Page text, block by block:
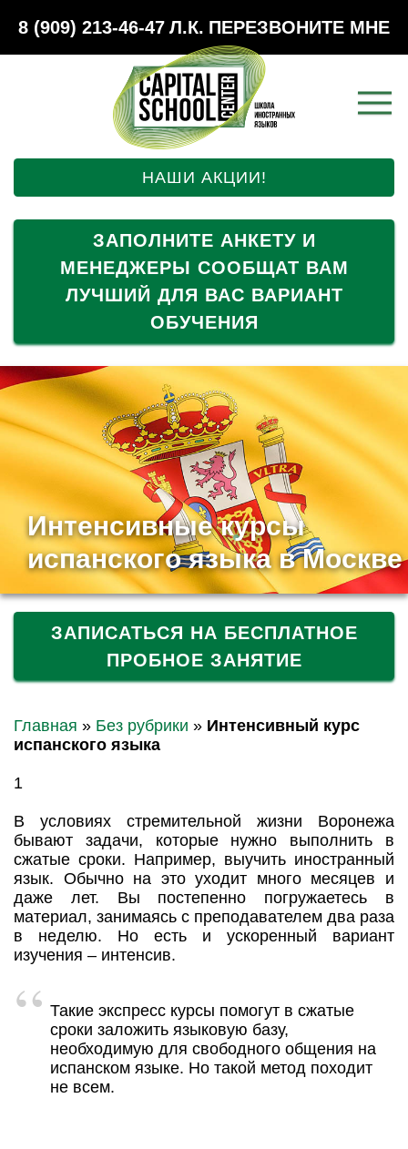
8 (909) 213-46-47 Л.К. ПЕРЕЗВОНИТЕ МНЕ
НАШИ АКЦИИ!
ЗАПОЛНИТЕ АНКЕТУ И
МЕНЕДЖЕРЫ СООБЩАТ ВАМ
ЛУЧШИЙ ДЛЯ ВАС ВАРИАНТ
ОБУЧЕНИЯ
Интенсивные курсы
испанского языка в Москве
ЗАПИСАТЬСЯ НА БЕСПЛАТНОЕ
ПРОБНОЕ ЗАНЯТИЕ
Главная » Без рубрики » Интенсивный курс
испанского языка
1
В условиях стремительной жизни Воронежа
бывают задачи, которые нужно выполнить в
сжатые сроки. Например, выучить иностранный
язык. Обычно на это уходит много месяцев и
даже лет. Вы постепенно погружаетесь в
материал, занимаясь с преподавателем два раза
в неделю. Но есть и ускоренный вариант
изучения – интенсив.
Такие экспресс курсы помогут в сжатые
сроки заложить языковую базу,
необходимую для свободного общения на
испанском языке. Но такой метод походит
не всем.